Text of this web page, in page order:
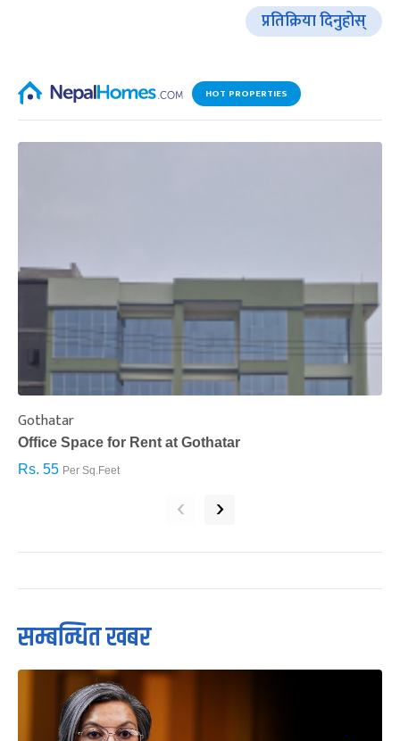
प्रतिक्रिया दिनुहोस्
HOT PROPERTIES
Gothatar
Office Space for Rent at Gothatar
Rs. 55 Per Sq.Feet
‹ ›
सम्बन्धित खबर